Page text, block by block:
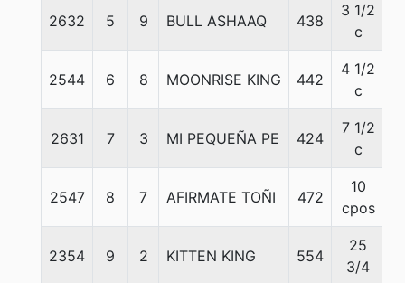
2632 5 9 BULL ASHAAQ 438
3 1/2
c
2544 6 8 MOONRISE KING 442
4 1/2
c
2631 7 3 MI PEQUEÑA PE 424
7 1/2
c
2547 8 7 AFIRMATE TOÑI 472
10
cpos
2354 9 2 KITTEN KING 554
25
3/4